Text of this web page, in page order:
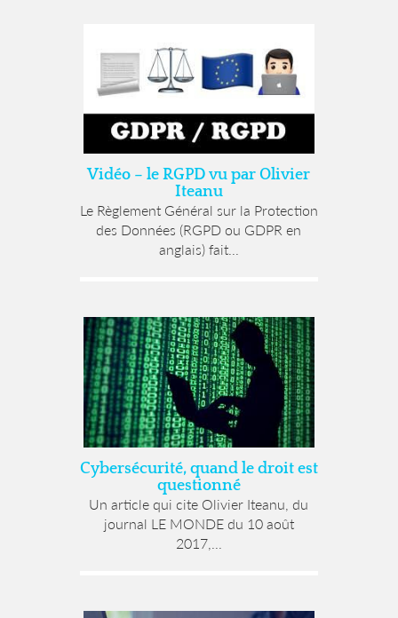
Vidéo – le RGPD vu par Olivier
Iteanu
Le Règlement Général sur la Protection
des Données (RGPD ou GDPR en
anglais) fait...
Cybersécurité, quand le droit est
questionné
Un article qui cite Olivier Iteanu, du
journal LE MONDE du 10 août
2017,...